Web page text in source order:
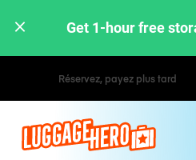
Get 1-hour free
Tarifs horaires /